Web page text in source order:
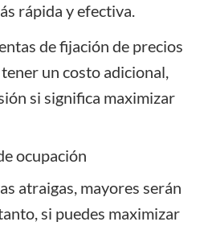
rápida y efectiva.
de fijación de precios
un costo adicional,
si significa maximizar
ocupación
atraigas, mayores serán
si puedes maximizar